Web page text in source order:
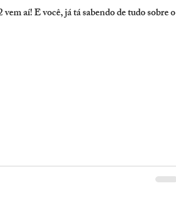
aí! E você, já tá sabendo de tudo sobre o